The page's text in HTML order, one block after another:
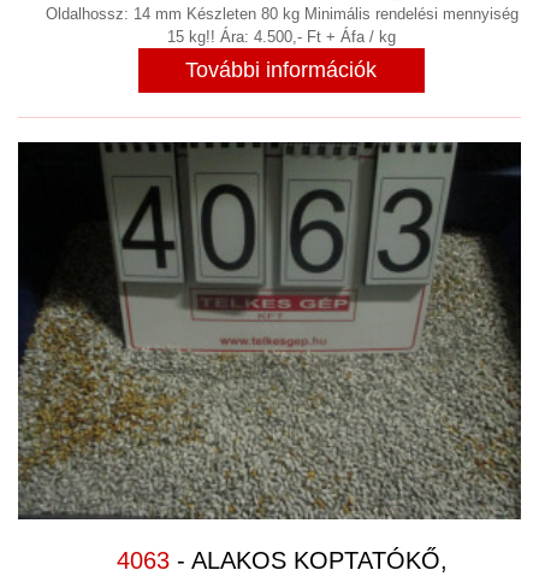
VEGYES (18)
(12)
VENTILÁTOROK (11)
VIBRÁCIÓS KOPTATÓ SORJÁZÓ (13)
VILLANYMOTOR GYÁRTÁS
VILLANYMOTOROK
(33)
KAPCSOLAT
RÓLUNK
NYITVA TARTÁS
Oldalhossz: 14 mm Készleten 80 kg Minimális rendelési mennyiség
15 kg!! Ára: 4.500,- Ft + Áfa / kg
További információk
4063- ALAKOS KOPTATÓKŐ,